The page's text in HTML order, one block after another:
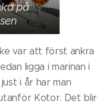
på
var att först ankra
ligga i marinan i
i år har man
Kotor. Det blir